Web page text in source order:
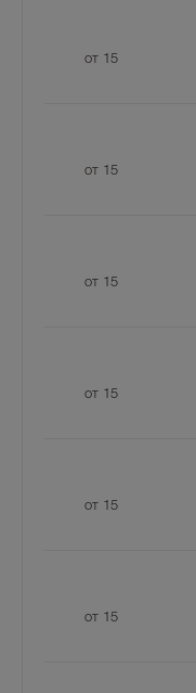
от 15
от 15
от 15
от 15
от 15
от 15